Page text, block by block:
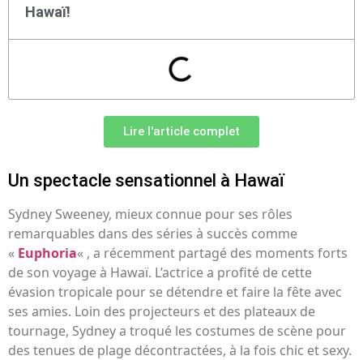
Hawaï!
Lire l'article complet
Un spectacle sensationnel à Hawaï
Sydney Sweeney, mieux connue pour ses rôles
remarquables dans des séries à succès comme
« Euphoria« , a récemment partagé des moments forts
de son voyage à Hawaï. L’actrice a profité de cette
évasion tropicale pour se détendre et faire la fête avec
ses amies. Loin des projecteurs et des plateaux de
tournage, Sydney a troqué les costumes de scène pour
des tenues de plage décontractées, à la fois chic et sexy.